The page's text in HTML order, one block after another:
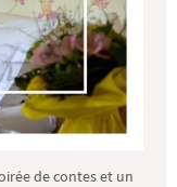
de contes et un